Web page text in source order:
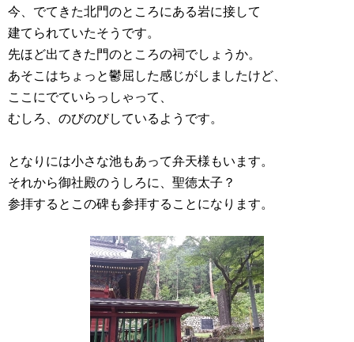
今、でてきた北門のところにある岩に接して
建てられていたそうです。
先ほど出てきた門のところの祠でしょうか。
あそこはちょっと鬱屈した感じがしましたけど、
ここにでていらっしゃって、
むしろ、のびのびしているようです。
となりには小さな池もあって弁天様もいます。
それから御社殿のうしろに、聖徳太子？
参拝するとこの碑も参拝することになります。